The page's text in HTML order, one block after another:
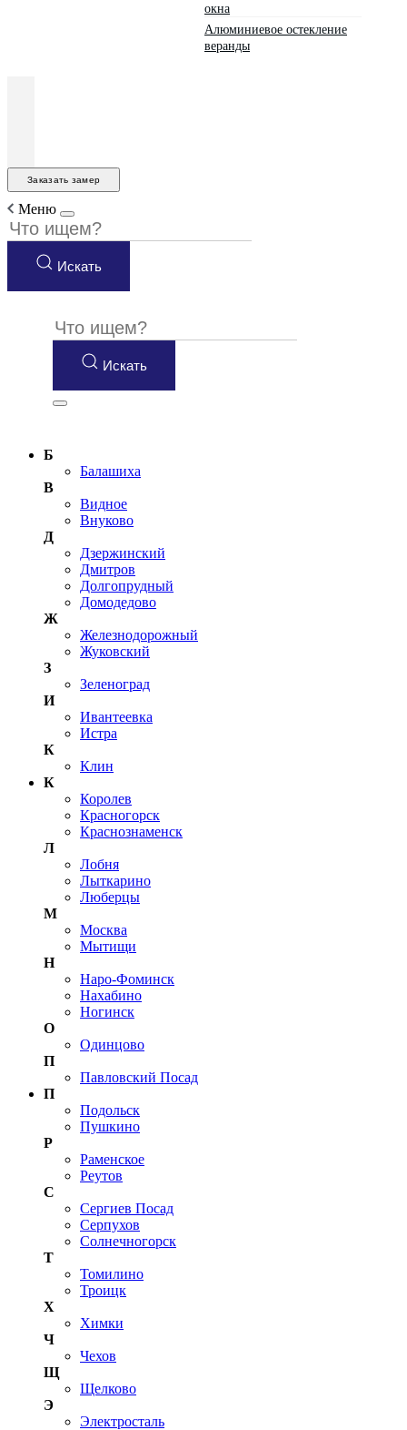
окна
Алюминиевое остекление
веранды
Заказать замер
Меню
Искать
Искать
Б
Балашиха
В
Видное
Внуково
Д
Дзержинский
Дмитров
Долгопрудный
Домодедово
Ж
Железнодорожный
Жуковский
З
Зеленоград
И
Ивантеевка
Истра
К
Клин
К
Королев
Красногорск
Краснознаменск
Л
Лобня
Лыткарино
Люберцы
М
Москва
Мытищи
Н
Наро-Фоминск
Нахабино
Ногинск
О
Одинцово
П
Павловский Посад
П
Подольск
Пушкино
Р
Раменское
Реутов
С
Сергиев Посад
Серпухов
Солнечногорск
Т
Томилино
Троицк
Х
Химки
Ч
Чехов
Щ
Щелково
Э
Электросталь